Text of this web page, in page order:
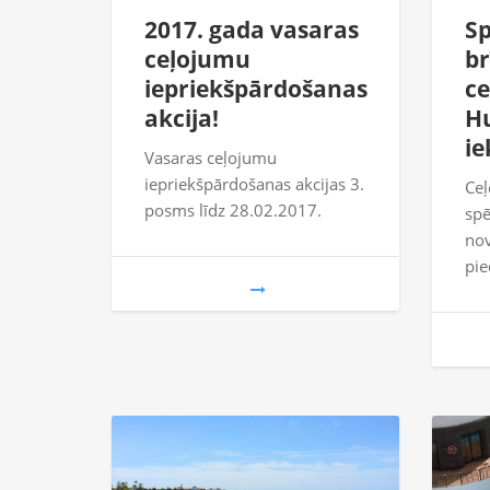
2017. gada vasaras
ceļojumu
iepriekšpārdošanas
akcija!
Vasaras ceļojumu
iepriekšpārdošanas akcijas 3.
posms līdz 28.02.2017.